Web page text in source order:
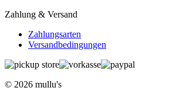
Zahlung & Versand
Zahlungsarten
Versandbedingungen
© 2026 mullu's